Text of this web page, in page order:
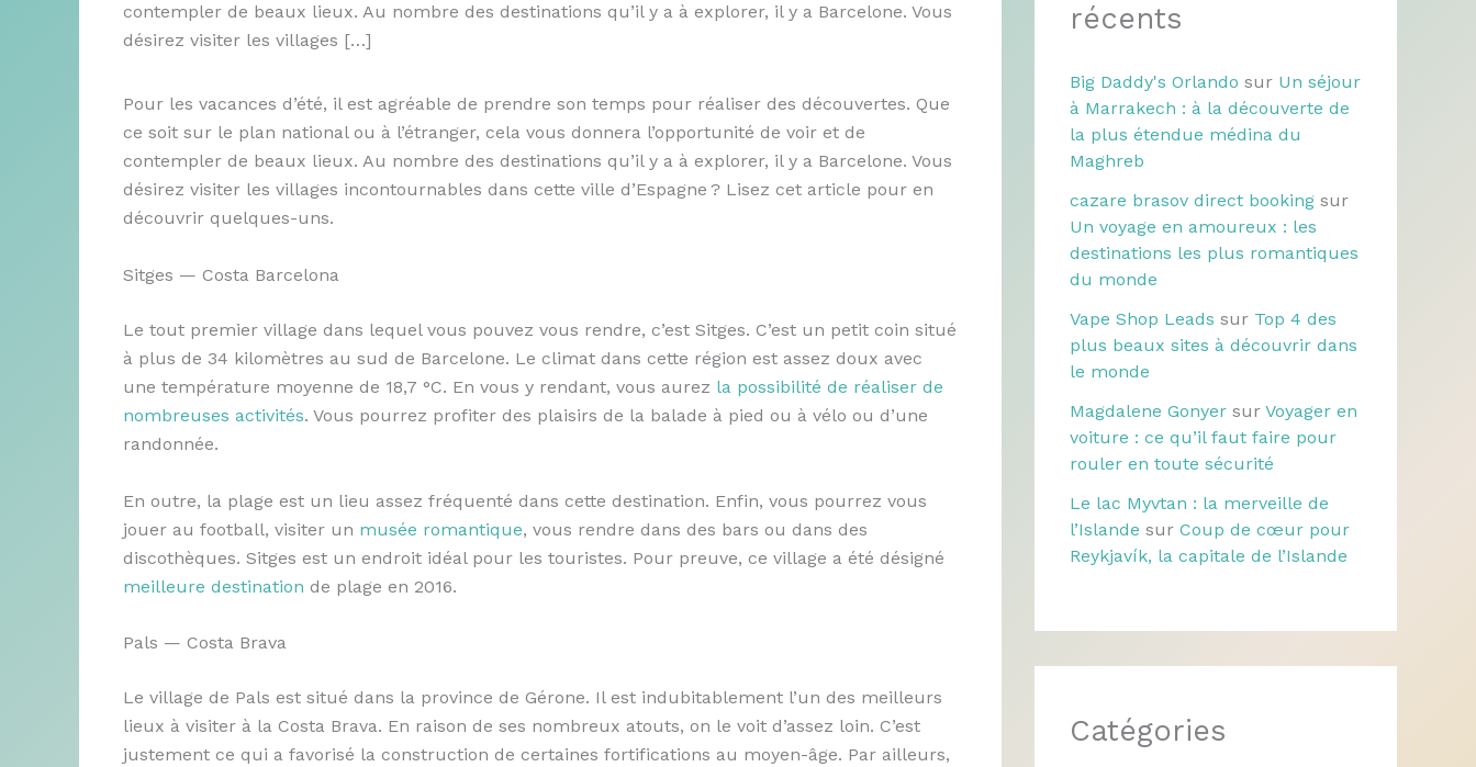
contempler de beaux lieux. Au nombre des destinations qu’il y a à explorer, il y a Barcelone. Vous
désirez visiter les villages […]
Pour les vacances d’été, il est agréable de prendre son temps pour réaliser des découvertes. Que
ce soit sur le plan national ou à l’étranger, cela vous donnera l’opportunité de voir et de
contempler de beaux lieux. Au nombre des destinations qu’il y a à explorer, il y a Barcelone. Vous
désirez visiter les villages incontournables dans cette ville d’Espagne ? Lisez cet article pour en
découvrir quelques-uns.
Sitges — Costa Barcelona
Le tout premier village dans lequel vous pouvez vous rendre, c’est Sitges. C’est un petit coin situé
à plus de 34 kilomètres au sud de Barcelone. Le climat dans cette région est assez doux avec
une température moyenne de 18,7 °C. En vous y rendant, vous aurez la possibilité de réaliser de
nombreuses activités. Vous pourrez profiter des plaisirs de la balade à pied ou à vélo ou d’une
randonnée.
En outre, la plage est un lieu assez fréquenté dans cette destination. Enfin, vous pourrez vous
jouer au football, visiter un musée romantique, vous rendre dans des bars ou dans des
discothèques. Sitges est un endroit idéal pour les touristes. Pour preuve, ce village a été désigné
meilleure destination de plage en 2016.
Pals — Costa Brava
Le village de Pals est situé dans la province de Gérone. Il est indubitablement l’un des meilleurs
lieux à visiter à la Costa Brava. En raison de ses nombreux atouts, on le voit d’assez loin. C’est
justement ce qui a favorisé la construction de certaines fortifications au moyen-âge. Par ailleurs,
récents
Big Daddy's Orlando sur Un séjour
à Marrakech : à la découverte de
la plus étendue médina du
Maghreb
cazare brasov direct booking sur
Un voyage en amoureux : les
destinations les plus romantiques
du monde
Vape Shop Leads sur Top 4 des
plus beaux sites à découvrir dans
le monde
Magdalene Gonyer sur Voyager en
voiture : ce qu’il faut faire pour
rouler en toute sécurité
Le lac Myvtan : la merveille de
l’Islande sur Coup de cœur pour
Reykjavík, la capitale de l’Islande
Catégories